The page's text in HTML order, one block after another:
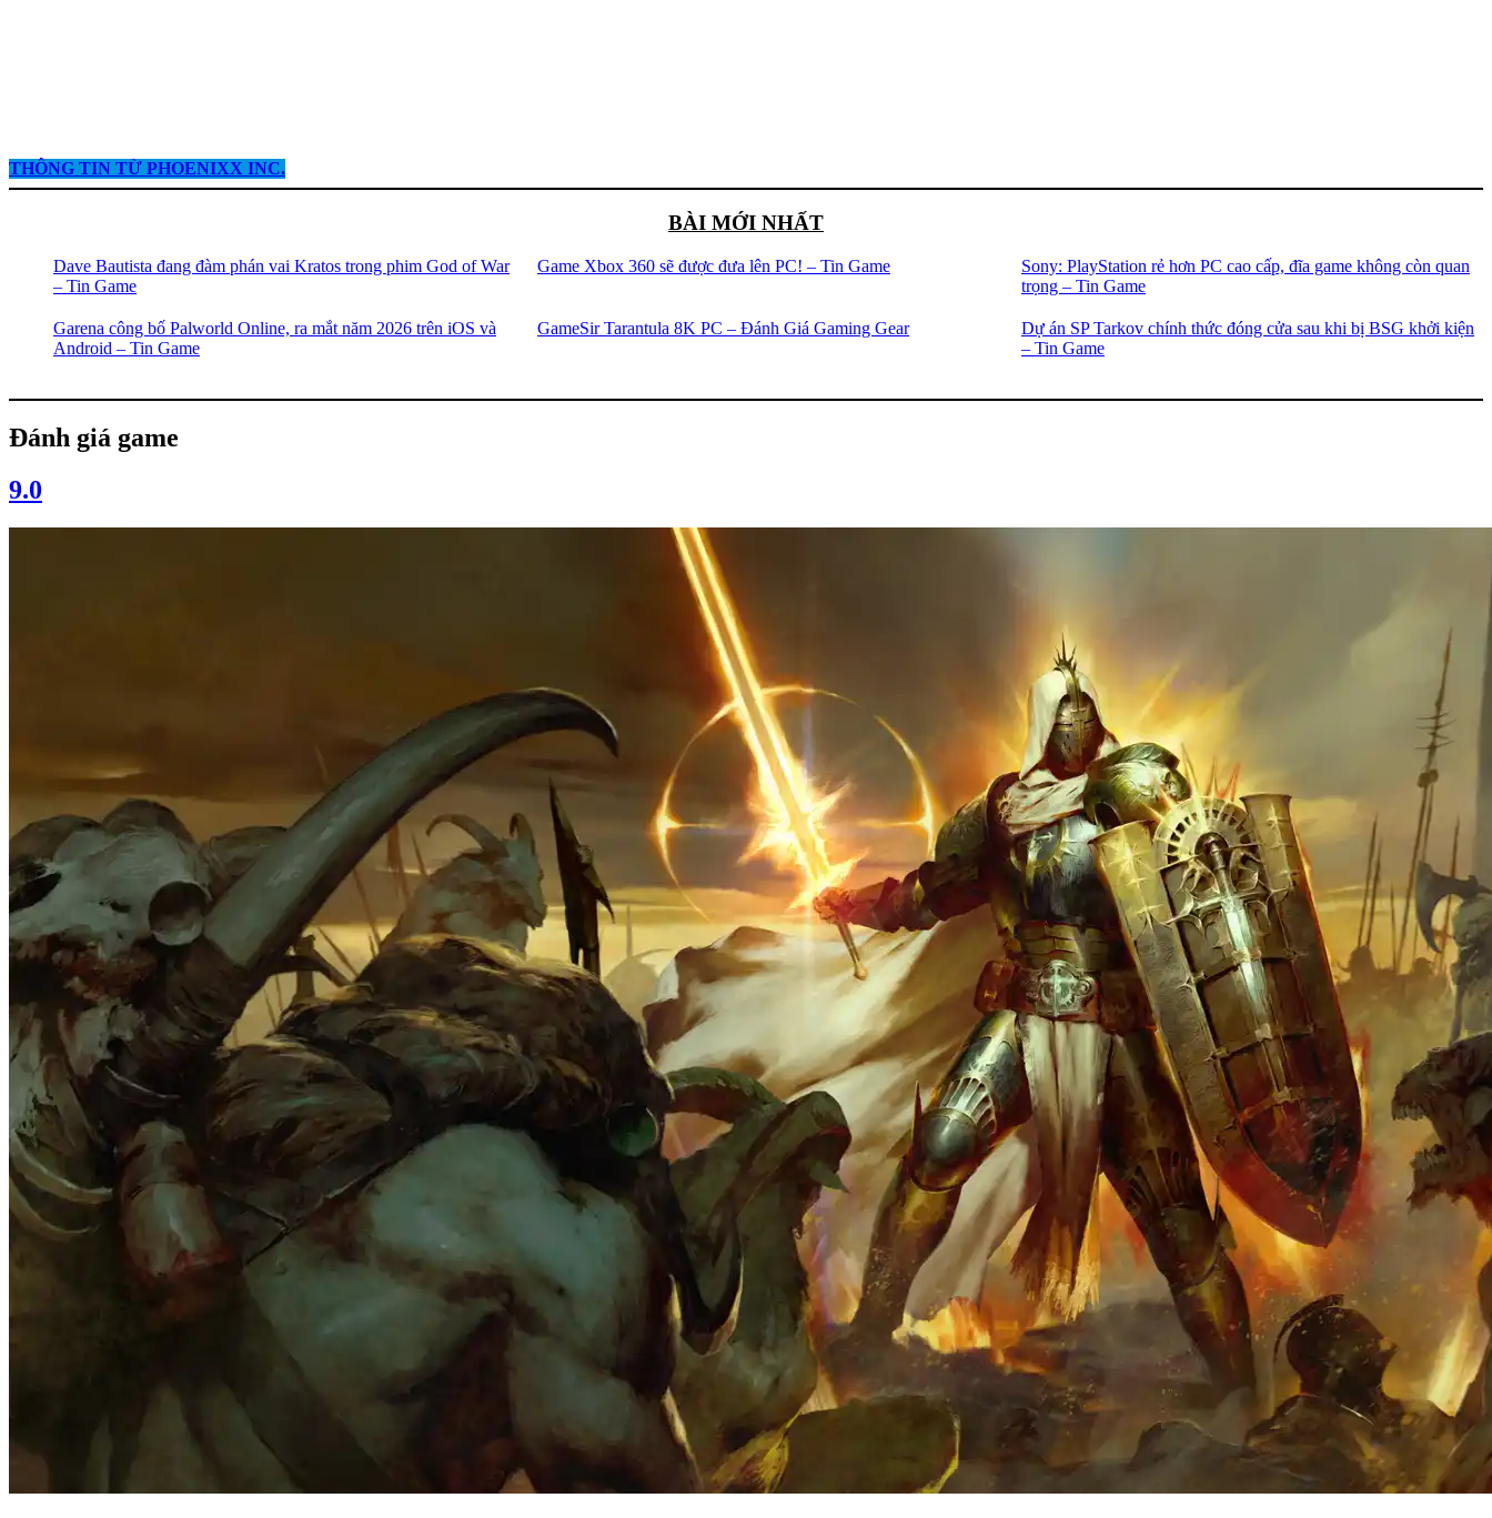
THÔNG TIN TỪ PHOENIXX INC.
BÀI MỚI NHẤT
Dave Bautista đang đàm phán vai Kratos trong phim God of War
– Tin Game
Game Xbox 360 sẽ được đưa lên PC! – Tin Game
Sony: PlayStation rẻ hơn PC cao cấp, đĩa game không còn quan
trọng – Tin Game
Garena công bố Palworld Online, ra mắt năm 2026 trên iOS và
Android – Tin Game
GameSir Tarantula 8K PC – Đánh Giá Gaming Gear
Dự án SP Tarkov chính thức đóng cửa sau khi bị BSG khởi kiện
– Tin Game
Đánh giá game
9.0